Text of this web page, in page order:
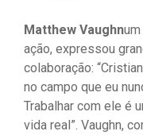
Matthew Vaughn
ação, expressou
colaboração:
no campo que eu
Trabalhar com ele é
vida real”. Vaughn,